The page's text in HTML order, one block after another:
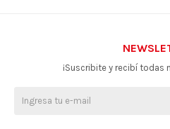
¡Suscribite y recibí todas